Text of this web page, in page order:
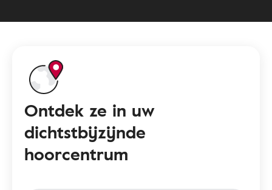
Ontdek ze in uw
dichtstbijzijnde
hoorcentrum